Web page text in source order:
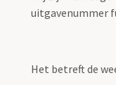
uitgavenummer
Het betreft de